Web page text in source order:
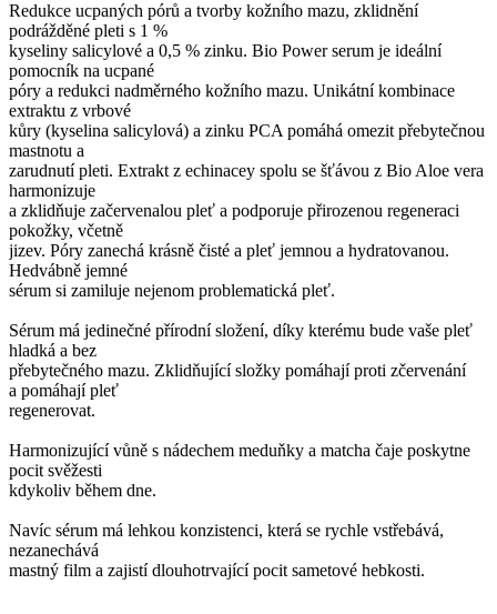
Redukce ucpaných pórů a tvorby kožního mazu, zklidnění
podrážděné pleti s 1 %
kyseliny salicylové a 0,5 % zinku. Bio Power serum je ideální
pomocník na ucpané
póry a redukci nadměrného kožního mazu. Unikátní kombinace
extraktu z vrbové
kůry (kyselina salicylová) a zinku PCA pomáhá omezit přebytečnou
mastnotu a
zarudnutí pleti. Extrakt z echinacey spolu se šťávou z Bio Aloe vera
harmonizuje
a zklidňuje začervenalou pleť a podporuje přirozenou regeneraci
pokožky, včetně
jizev. Póry zanechá krásně čisté a pleť jemnou a hydratovanou.
Hedvábně jemné
sérum si zamiluje nejenom problematická pleť.
Sérum má jedinečné přírodní složení, díky kterému bude vaše pleť
hladká a bez
přebytečného mazu. Zklidňující složky pomáhají proti zčervenání
a pomáhají pleť
regenerovat.
Harmonizující vůně s nádechem meduňky a matcha čaje poskytne
pocit svěžesti
kdykoliv během dne.
Navíc sérum má lehkou konzistenci, která se rychle vstřebává,
nezanechává
mastný film a zajistí dlouhotrvající pocit sametové hebkosti.